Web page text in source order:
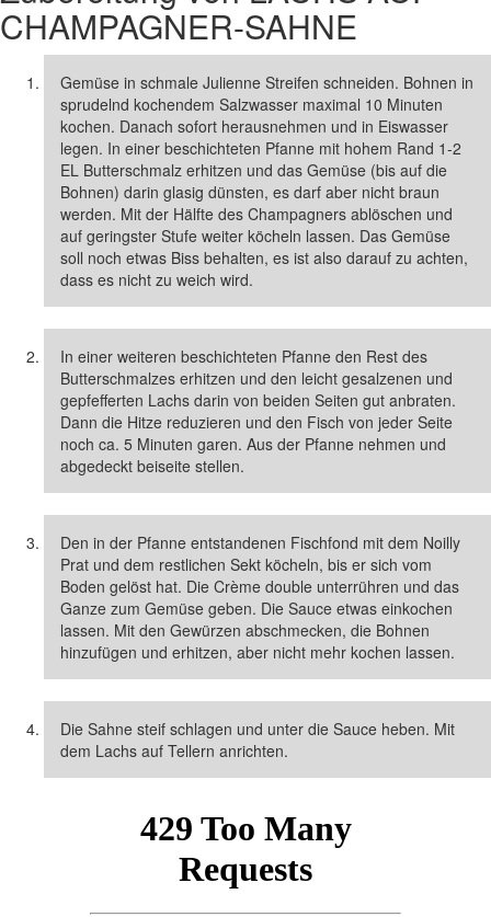
CHAMPAGNER-SAHNE
Gemüse in schmale Julienne Streifen schneiden. Bohnen in
sprudelnd kochendem Salzwasser maximal 10 Minuten
kochen. Danach sofort herausnehmen und in Eiswasser
legen. In einer beschichteten Pfanne mit hohem Rand 1-2
EL Butterschmalz erhitzen und das Gemüse (bis auf die
Bohnen) darin glasig dünsten, es darf aber nicht braun
werden. Mit der Hälfte des Champagners ablöschen und
auf geringster Stufe weiter köcheln lassen. Das Gemüse
soll noch etwas Biss behalten, es ist also darauf zu achten,
dass es nicht zu weich wird.
In einer weiteren beschichteten Pfanne den Rest des
Butterschmalzes erhitzen und den leicht gesalzenen und
gepfefferten Lachs darin von beiden Seiten gut anbraten.
Dann die Hitze reduzieren und den Fisch von jeder Seite
noch ca. 5 Minuten garen. Aus der Pfanne nehmen und
abgedeckt beiseite stellen.
Den in der Pfanne entstandenen Fischfond mit dem Noilly
Prat und dem restlichen Sekt köcheln, bis er sich vom
Boden gelöst hat. Die Crème double unterrühren und das
Ganze zum Gemüse geben. Die Sauce etwas einkochen
lassen. Mit den Gewürzen abschmecken, die Bohnen
hinzufügen und erhitzen, aber nicht mehr kochen lassen.
Die Sahne steif schlagen und unter die Sauce heben. Mit
dem Lachs auf Tellern anrichten.